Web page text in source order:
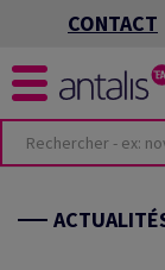
CONTACT